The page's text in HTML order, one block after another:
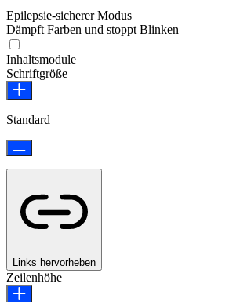
Epilepsie-sicherer Modus
Dämpft Farben und stoppt Blinken
Inhaltsmodule
Schriftgröße
Standard
Links hervorheben
Zeilenhöhe